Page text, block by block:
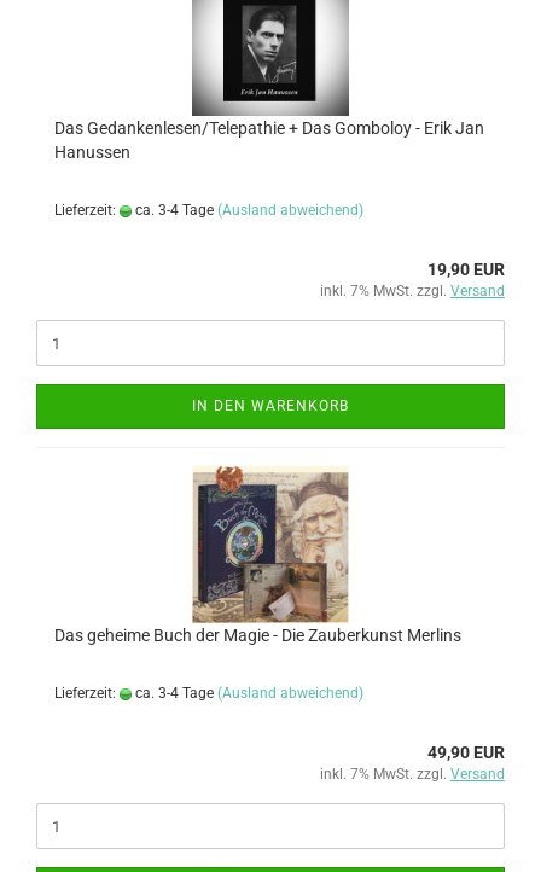
Das Gedankenlesen/Telepathie + Das Gomboloy - Erik Jan
Hanussen
Lieferzeit: ca. 3-4 Tage (Ausland abweichend)
19,90 EUR
inkl. 7% MwSt. zzgl. Versand
IN DEN WARENKORB
Das geheime Buch der Magie - Die Zauberkunst Merlins
Lieferzeit: ca. 3-4 Tage (Ausland abweichend)
49,90 EUR
inkl. 7% MwSt. zzgl. Versand